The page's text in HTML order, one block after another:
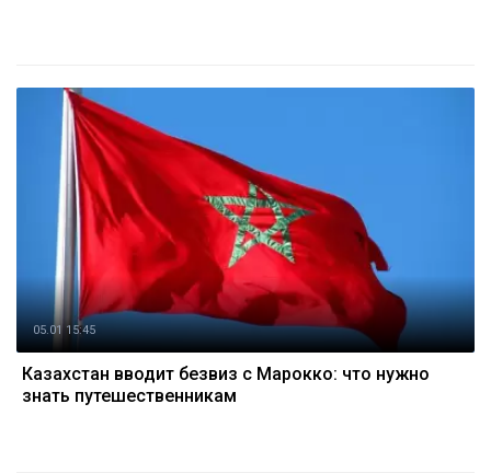
05.01 15:45
Казахстан вводит безвиз с Марокко: что нужно
знать путешественникам